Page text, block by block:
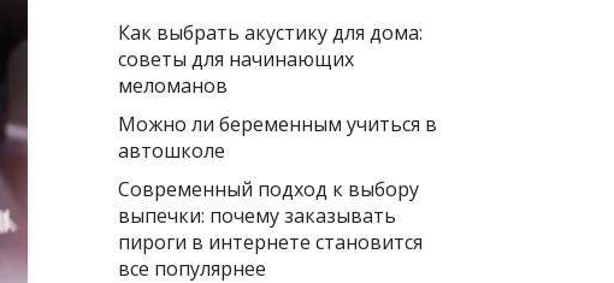
Как выбрать акустику для дома:
советы для начинающих
меломанов
Можно ли беременным учиться в
автошколе
Современный подход к выбору
выпечки: почему заказывать
пироги в интернете становится
все популярнее